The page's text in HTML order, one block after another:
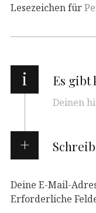
Lesezeichen für
i Es gibt
Deinen
Deine E-Mail-
Erforderliche